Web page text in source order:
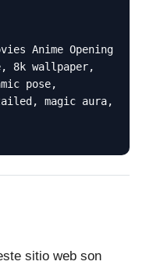
Anime Opening
8k wallpaper,
pose,
magic aura,
sitio web son